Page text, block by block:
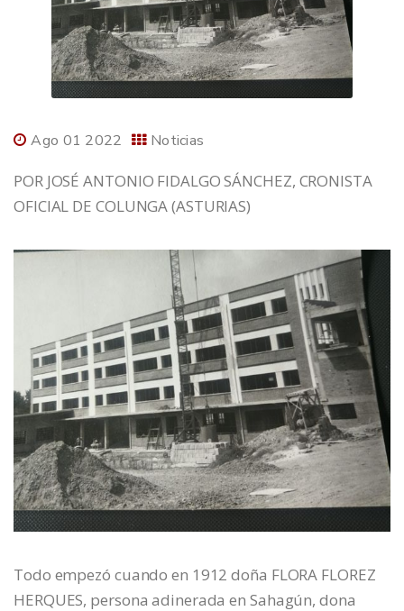
Ago 01 2022 Noticias
POR JOSÉ ANTONIO FIDALGO SÁNCHEZ, CRONISTA
OFICIAL DE COLUNGA (ASTURIAS)
Todo empezó cuando en 1912 doña FLORA FLOREZ
HERQUES, persona adinerada en Sahagún, dona